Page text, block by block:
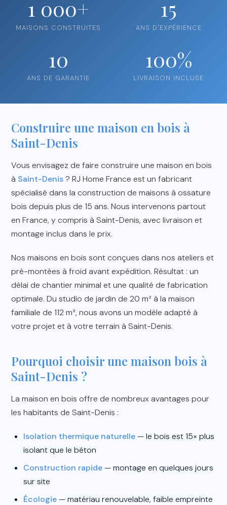
1 000+
MAISONS CONSTRUITES
15
ANS D'EXPÉRIENCE
10
ANS DE GARANTIE
100%
LIVRAISON INCLUSE
Construire une maison en bois à
Saint-Denis
Vous envisagez de faire construire une maison en bois
à Saint-Denis ? RJ Home France est un fabricant
spécialisé dans la construction de maisons à ossature
bois depuis plus de 15 ans. Nous intervenons partout
en France, y compris à Saint-Denis, avec livraison et
montage inclus dans le prix.
Nos maisons en bois sont conçues dans nos ateliers et
pré-montées à froid avant expédition. Résultat : un
délai de chantier minimal et une qualité de fabrication
optimale. Du studio de jardin de 20 m² à la maison
familiale de 112 m², nous avons un modèle adapté à
votre projet et à votre terrain à Saint-Denis.
Pourquoi choisir une maison bois à
Saint-Denis ?
La maison en bois offre de nombreux avantages pour
les habitants de Saint-Denis :
Isolation thermique naturelle— le bois est 15× plus
isolant que le béton
Construction rapide— montage en quelques jours
sur site
Écologie— matériau renouvelable, faible empreinte